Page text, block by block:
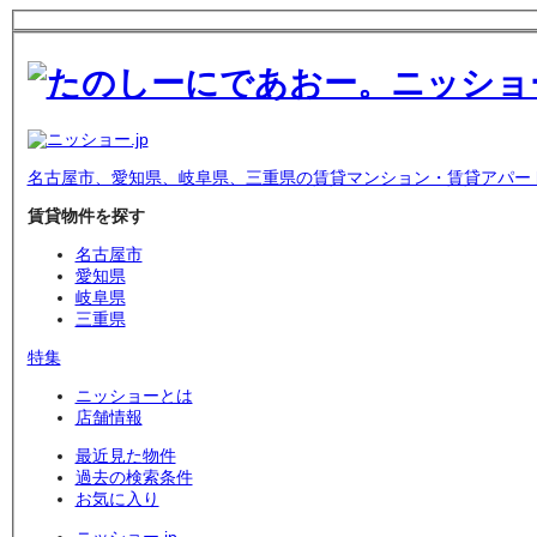
名古屋市、愛知県、岐阜県、三重県の賃貸マンション・賃貸アパー
賃貸物件を探す
名古屋市
愛知県
岐阜県
三重県
特集
ニッショーとは
店舗情報
最近見た物件
過去の検索条件
お気に入り